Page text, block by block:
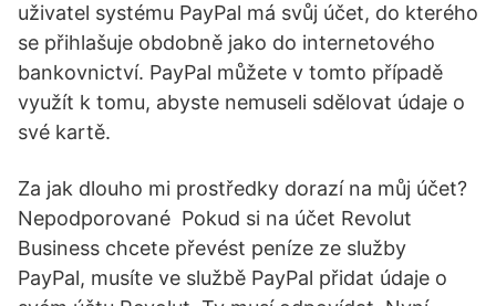
uživatel systému PayPal má svůj účet, do kterého
se přihlašuje obdobně jako do internetového
bankovnictví. PayPal můžete v tomto případě
využít k tomu, abyste nemuseli sdělovat údaje o
své kartě.
Za jak dlouho mi prostředky dorazí na můj účet?
Nepodporované Pokud si na účet Revolut
Business chcete převést peníze ze služby
PayPal, musíte ve službě PayPal přidat údaje o